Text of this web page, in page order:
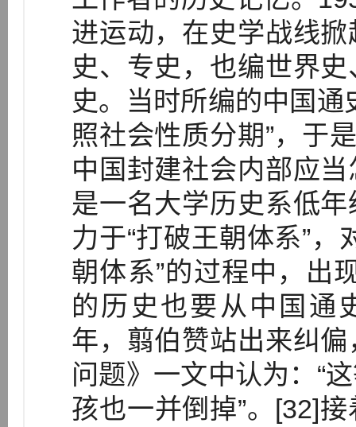
进运动，在史学战线
史、专史，也编世界
史。当时所编的中国通
照社会性质分期”，于
中国封建社会内部应
是一名大学历史系低
力于“打破王朝体系”
朝体系”的过程中，出
的历史也要从中国通
年，翦伯赞站出来纠
问题》一文中认为：“
孩也一并倒掉”。[32]